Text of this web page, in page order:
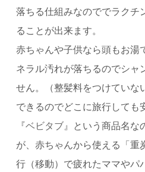
落ちる仕組みなのででラクチ
ることが出来ます。
赤ちゃんや子供なら頭もお湯
ネラル汚れが落ちるのでシャ
せん。（整髪料をつけていな
できるのでどこに旅行しても
『ベビタブ』という商品名な
が、 赤ちゃんから使える「重
行（移動）で疲れたママやパ